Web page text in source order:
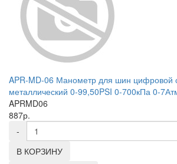
APR-MD-06 Манометр для шин цифровой
металлический 0-99,50PSI 0-700кПа 0-
APRMD06
887р.
-
В КОРЗИНУ